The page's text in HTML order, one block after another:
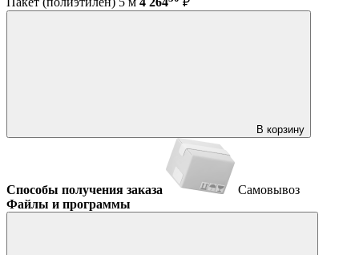
В корзину
Способы получения заказа
Самовывоз
Файлы и программы